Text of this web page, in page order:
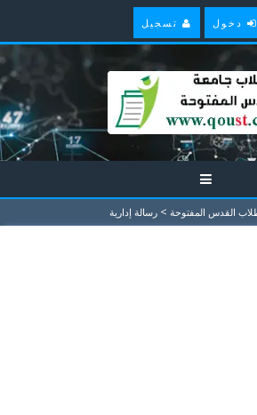
دخول تسجيل
القدس المفتوحة > رسالة إدارية